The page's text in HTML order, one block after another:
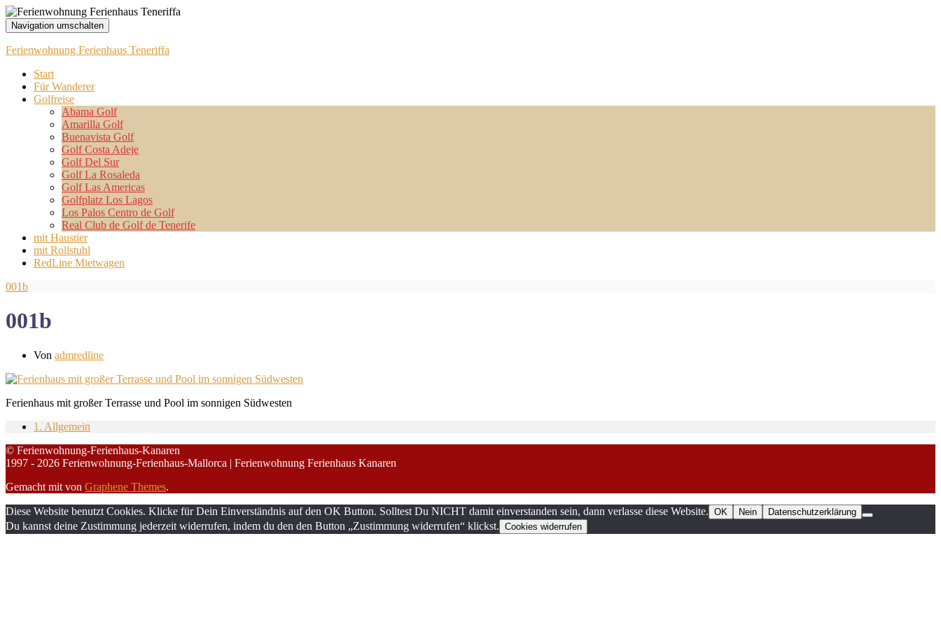
Navigation umschalten
Ferienwohnung Ferienhaus Teneriffa
Start
Für Wanderer
Golfreise
Abama Golf
Amarilla Golf
Buenavista Golf
Golf Costa Adeje
Golf Del Sur
Golf La Rosaleda
Golf Las Americas
Golfplatz Los Lagos
Los Palos Centro de Golf
Real Club de Golf de Tenerife
mit Haustier
mit Rollstuhl
RedLine Mietwagen
001b
001b
Von admredline
Ferienhaus mit großer Terrasse und Pool im sonnigen Südwesten
1. Allgemein
© Ferienwohnung-Ferienhaus-Kanaren
1997 - 2026 Ferienwohnung-Ferienhaus-Mallorca | Ferienwohnung Ferienhaus Kanaren
Gemacht mit von Graphene Themes.
Diese Website benutzt Cookies. Klicke für Dein Einverständnis auf den OK Button. Solltest Du NICHT damit einverstanden sein, dann verlasse diese Website. OK Nein Datenschutzerklärung
Du kannst deine Zustimmung jederzeit widerrufen, indem du den den Button „Zustimmung widerrufen“ klickst. Cookies widerrufen